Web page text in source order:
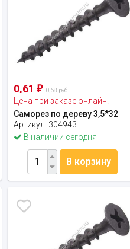
0,61₽ 0,68 руб.
Цена при заказе онлайн!
Саморез по дереву 3,5*32
Артикул: 304943
В наличии сегодня
В корзину